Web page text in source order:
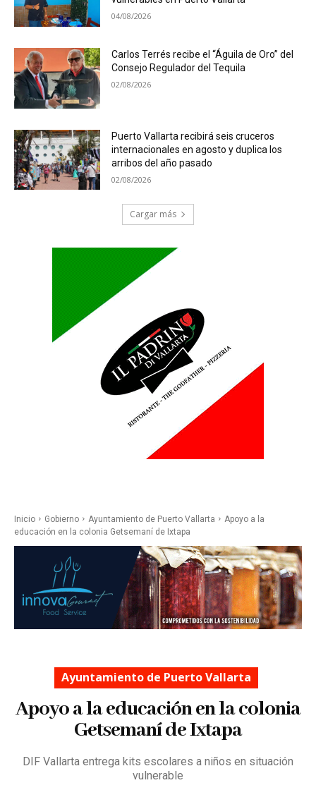
04/08/2026
Carlos Terrés recibe el “Águila de Oro” del
Consejo Regulador del Tequila
02/08/2026
Puerto Vallarta recibirá seis cruceros
internacionales en agosto y duplica los
arribos del año pasado
02/08/2026
Cargar más